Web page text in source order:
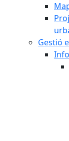
Gestió